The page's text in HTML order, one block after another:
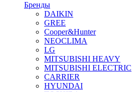
Бренды
DAIKIN
GREE
Cooper&Hunter
NEOCLIMA
LG
MITSUBISHI HEAVY
MITSUBISHI ELECTRIC
CARRIER
HYUNDAI